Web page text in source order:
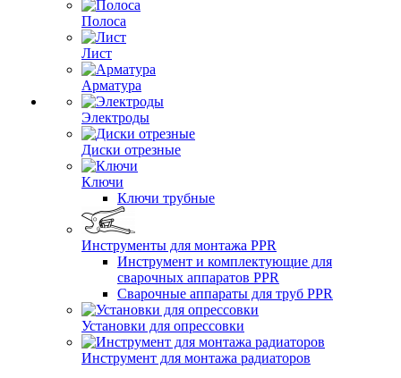
Полоса
Лист
Арматура
Электроды
Диски отрезные
Ключи
Ключи трубные
Инструменты для монтажа PPR
Инструмент и комплектующие для
сварочных аппаратов PPR
Сварочные аппараты для труб PPR
Установки для опрессовки
Инструмент для монтажа радиаторов